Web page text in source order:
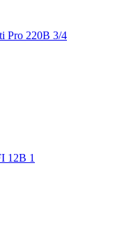
Pro 220В 3/4
12В 1